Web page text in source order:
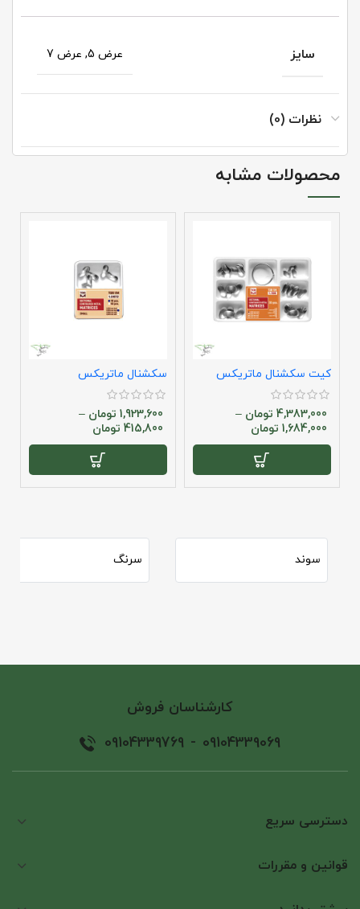
سایز عرض 5, عرض 7
نظرات (0)
محصولات مشابه
کیت سکشنال ماتریکس
4,383,000 تومان –
1,684,000 تومان
سکشنال ماتریکس
1,923,600 تومان –
415,800 تومان
سوند سرنگ
کارشناسان فروش
09104339069
-
09104339769
دسترسی سریع
قوانین و مقررات